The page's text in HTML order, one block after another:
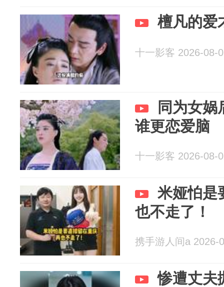
粉丝需求？
檀凡的爱
十一影客 2026-08-
同为女娲
谁更恋爱脑
十一影客 2026-08-
米娅怕是
也不走了！
携手游人间a 2026-
惨遭丈夫